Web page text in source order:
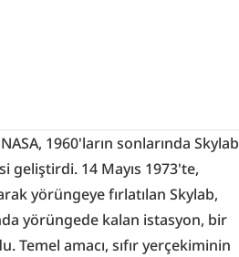
1960'ların sonlarında Skylab
geliştirdi. 14 Mayıs 1973'te,
yörüngeye fırlatılan Skylab,
yörüngede kalan istasyon, bir
amacı, sıfır yerçekiminin